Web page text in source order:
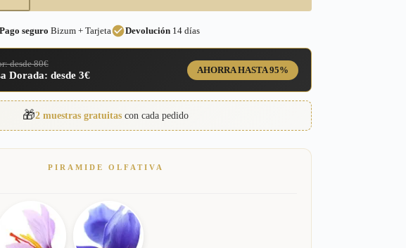
Pago seguro Bizum + Tarjeta Devolución14 días
desde 80€
Dorada: desde 3€ AHORRA HASTA 95%
🎁2 muestras gratuitas con cada pedido
PIRAMIDE OLFATIVA